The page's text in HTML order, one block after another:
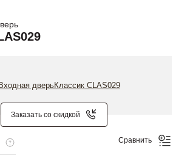
Заказать со скидкой
Сравнить